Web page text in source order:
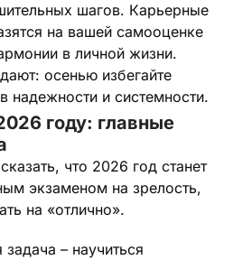
шагов. Карьерные
на вашей самооценке
в личной жизни.
осенью избегайте
надежности и системности.
году: главные
что 2026 год станет
экзаменом на зрелость,
на «отлично».
задача – научиться